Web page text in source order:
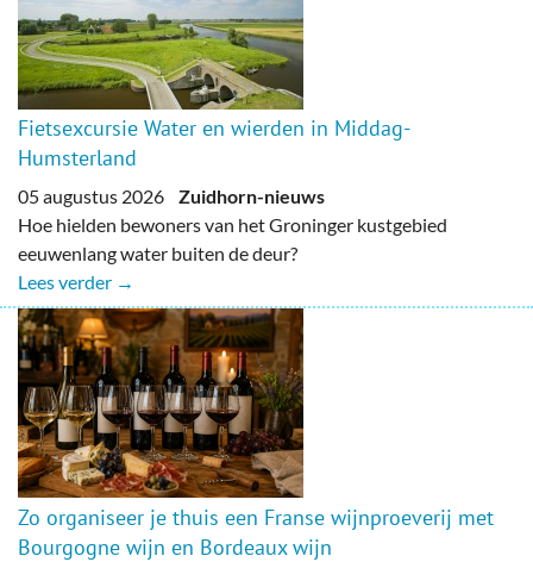
Fietsexcursie Water en wierden in Middag-
Humsterland
05 augustus 2026 Zuidhorn-nieuws
Hoe hielden bewoners van het Groninger kustgebied
eeuwenlang water buiten de deur?
Lees verder →
Zo organiseer je thuis een Franse wijnproeverij met
Bourgogne wijn en Bordeaux wijn